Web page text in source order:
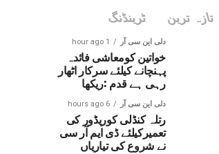
تازہ ترین ٹرینڈنگ
دلی این سی آر 1 hour ago
خواتین کومعاشی فائدہ
پہنچانے کیلئے سرکار اٹھار
رہی ہے قدم :ریکھا
دلی این سی آر 6 hours ago
رتلہ کنڈلی کوریڈور کی
تعمیرکیلئے ڈی ایم آر سی
نے شروع کی تیاریاں